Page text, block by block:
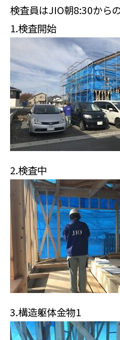
検査員はJIO朝8:30から
1.検査開始
2.検査中
3.構造躯体金物1